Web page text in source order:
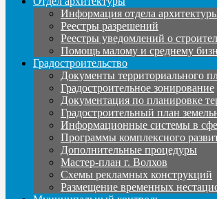
Информация отдела
Реестры разрешений
Реестры уведомлений о
Помощь малому и среднему
Градостроительство
Документы территориального
Градостроительное зонирование
Документация по планировке
Градостроительный план
Информационные системы в
Программы комплексного
Дополнительные процедуры
Мастер-план г. Волхов
Схемы рекламных конструкций
Размещение временных